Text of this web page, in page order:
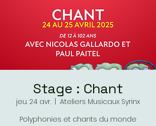
Stage : Chant
jeu. 24 avr.
Ateliers Musicaux Syrinx
Polyphonies et chants du monde